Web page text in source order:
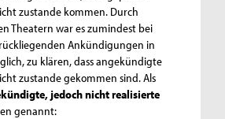
zustande kommen. Durch
Theatern war es zumindest bei
Ankündigungen in
zu klären, dass angekündigte
zustande gekommen sind. Als
jedoch nicht realisierte
genannt: